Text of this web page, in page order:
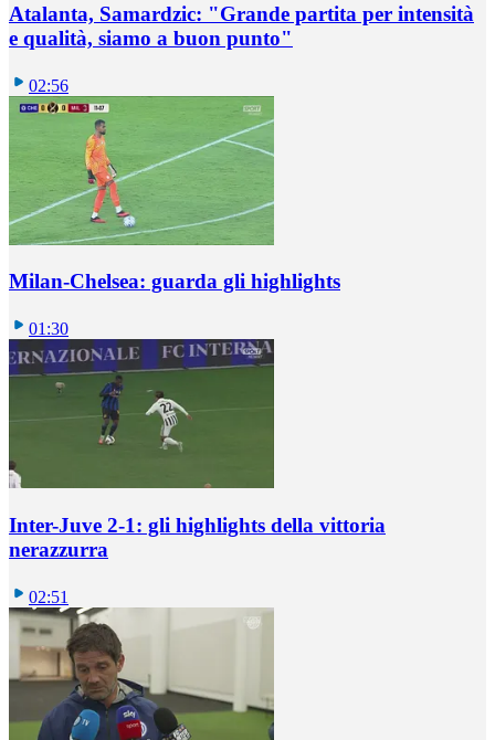
Atalanta, Samardzic: "Grande partita per intensità
e qualità, siamo a buon punto"
02:56
Milan-Chelsea: guarda gli highlights
01:30
Inter-Juve 2-1: gli highlights della vittoria
nerazzurra
02:51